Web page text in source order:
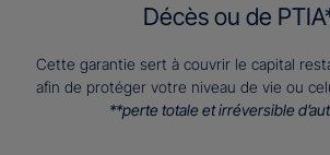
Décès ou de
Cette garantie sert à couvrir le capital
afin de protéger votre niveau de vie ou
**perte totale et irréversible